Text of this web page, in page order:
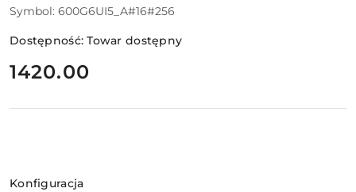
Symbol: 600G6UI5_A#16#256
Dostępność:Towar dostępny
cena:
1420.00
Wariant
Konfiguracja